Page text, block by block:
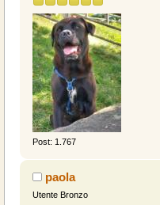
Post: 1.767
paola
Utente Bronzo